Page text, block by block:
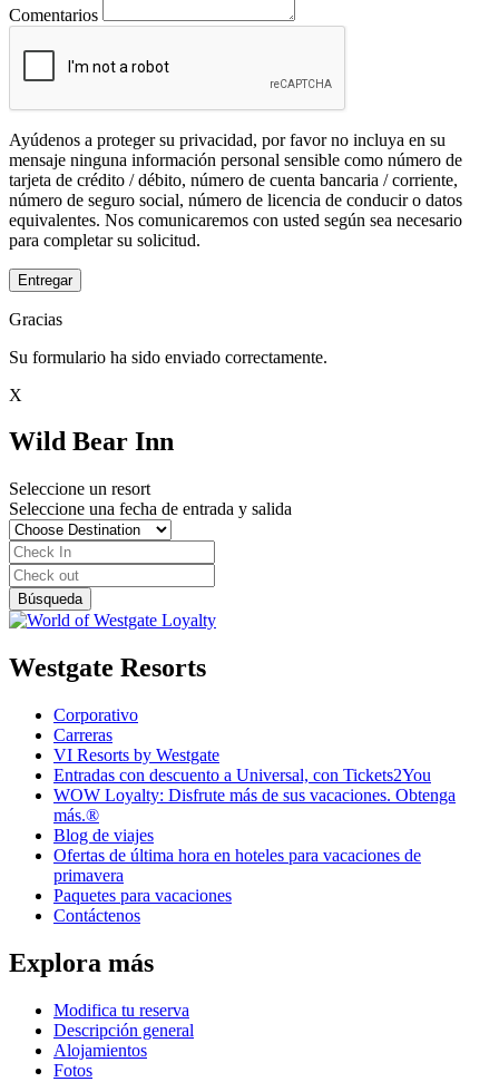
Comentarios
Ayúdenos a proteger su privacidad, por favor no incluya en su
mensaje ninguna información personal sensible como número de
tarjeta de crédito / débito, número de cuenta bancaria / corriente,
número de seguro social, número de licencia de conducir o datos
equivalentes. Nos comunicaremos con usted según sea necesario
para completar su solicitud.
Entregar
Gracias
Su formulario ha sido enviado correctamente.
X
Wild Bear Inn
Seleccione un resort
Seleccione una fecha de entrada y salida
Westgate Resorts
Corporativo
Carreras
VI Resorts by Westgate
Entradas con descuento a Universal, con Tickets2You
WOW Loyalty: Disfrute más de sus vacaciones. Obtenga
más.®
Blog de viajes
Ofertas de última hora en hoteles para vacaciones de
primavera
Paquetes para vacaciones
Contáctenos
Explora más
Modifica tu reserva
Descripción general
Alojamientos
Fotos